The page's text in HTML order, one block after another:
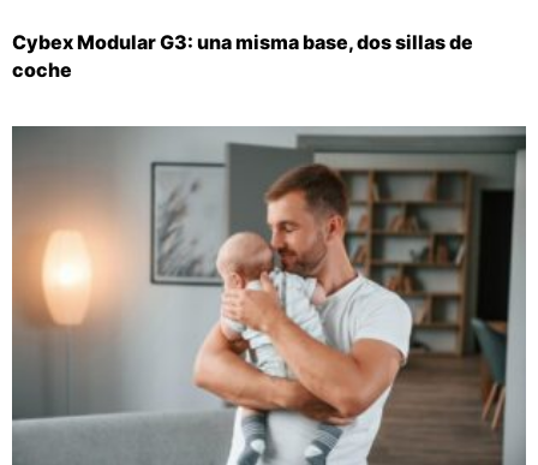
Cybex Modular G3: una misma base, dos sillas de
coche